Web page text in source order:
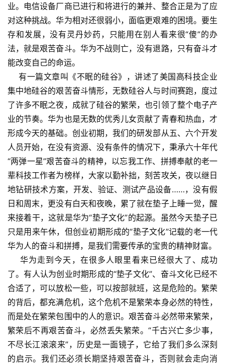
业。电信设备厂商已进行和将进行的兼并、整合正是为了应
对这种挑战。华为相对还很弱小，面临更艰难的困境。要生
存和发展，没有灵丹妙药，只能用在别人看来很“傻”的办
法，就是艰苦奋斗。华为不战则亡，没有退路，只有奋斗才
能改变自己的命运。
有一篇文章叫《不眠的硅谷》，讲述了美国高科技企业
集中地硅谷的艰苦奋斗情形，无数硅谷人与时间赛跑，度过
了许多不眠之夜，成就了硅谷的繁荣，也引领了整个电子产
业的节奏。华为也是无数的优秀儿女贡献了青春和热血，才
形成今天的基础。创业初期，我们的研发部从五、六个开发
人员开始，在没有资源、没有条件的情况下，秉承六十年代
“两弹一星”艰苦奋斗的精神，以忘我工作、拼搏奉献的老一
辈科技工作者为榜样，大家以勤补拙，刻苦攻关，夜以继日
地钻研技术方案，开发、验证、测试产品设备……，没有假
日和周末，更没有白天和夜晚，累了就在垫子上睡一觉，醒
来接着干，这就是华为“垫子文化”的起源。虽然今天垫子已
只是用来午休，但创业初期形成的“垫子文化”记载的老一代
华为人的奋斗和拼搏，是我们需要传承的宝贵的精神财富。
华为走到今天，在很多人眼里看来已经很大了、成功
了。有人认为创业时期形成的“垫子文化”、奋斗文化已经不
合适了，可以放松一些，可以按部就班，这是危险的。繁荣
的背后，都充满危机，这个危机不是繁荣本身必然的特性，
而是处在繁荣包围中的人的意识。艰苦奋斗必然带来繁荣，
繁荣后不再艰苦奋斗，必然丢失繁荣。“千古兴亡多少事，
不尽长江滚滚来”，历史是一面镜子，它给了我们多么深刻
的启示。我们还必须长期坚持艰苦奋斗，否则就会走向消